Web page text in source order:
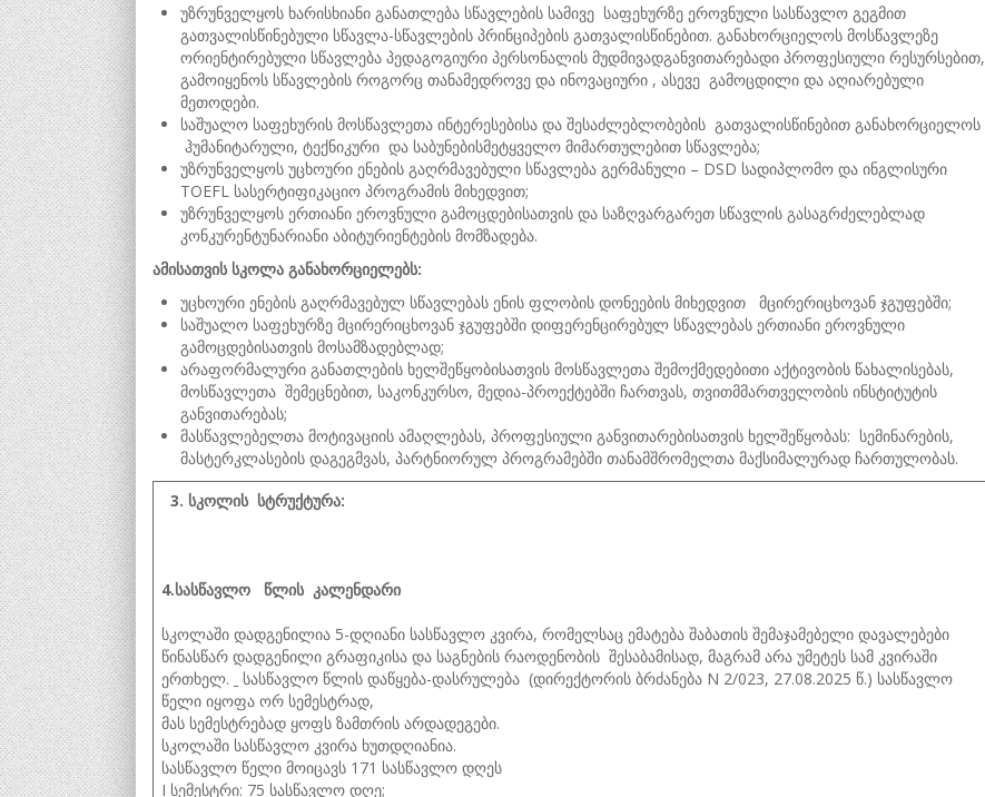
უზრუნველყოს ხარისხიანი განათლება სწავლების სამივე საფეხურზე ეროვნული სასწავლო გეგმით
გათვალისწინებული სწავლა-სწავლების პრინციპების გათვალისწინებით. განახორციელოს მოსწავლეზე
ორიენტირებული სწავლება პედაგოგიური პერსონალის მუდმივადგანვითარებადი პროფესიული რესურსებით,
გამოიყენოს სწავლების როგორც თანამედროვე და ინოვაციური , ასევე გამოცდილი და აღიარებული
მეთოდები.
საშუალო საფეხურის მოსწავლეთა ინტერესებისა და შესაძლებლობების გათვალისწინებით განახორციელოს
ჰუმანიტარული, ტექნიკური და საბუნებისმეტყველო მიმართულებით სწავლება;
უზრუნველყოს უცხოური ენების გაღრმავებული სწავლება გერმანული – DSD სადიპლომო და ინგლისური
TOEFL სასერტიფიკაციო პროგრამის მიხედვით;
უზრუნველყოს ერთიანი ეროვნული გამოცდებისათვის და საზღვარგარეთ სწავლის გასაგრძელებლად
კონკურენტუნარიანი აბიტურიენტების მომზადება.
ამისათვის სკოლა განახორციელებს:
უცხოური ენების გაღრმავებულ სწავლებას ენის ფლობის დონეების მიხედვით მცირერიცხოვან ჯგუფებში;
საშუალო საფეხურზე მცირერიცხოვან ჯგუფებში დიფერენცირებულ სწავლებას ერთიანი ეროვნული
გამოცდებისათვის მოსამზადებლად;
არაფორმალური განათლების ხელშეწყობისათვის მოსწავლეთა შემოქმედებითი აქტივობის წახალისებას,
მოსწავლეთა შემეცნებით, საკონკურსო, მედია-პროექტებში ჩართვას, თვითმმართველობის ინსტიტუტის
განვითარებას;
მასწავლებელთა მოტივაციის ამაღლებას, პროფესიული განვითარებისათვის ხელშეწყობას: სემინარების,
მასტერკლასების დაგეგმვას, პარტნიორულ პროგრამებში თანამშრომელთა მაქსიმალურად ჩართულობას.
3. სკოლის სტრუქტურა:
4.სასწავლო წლის კალენდარი
სკოლაში დადგენილია 5-დღიანი სასწავლო კვირა, რომელსაც ემატება შაბათის შემაჯამებელი დავალებები
წინასწარ დადგენილი გრაფიკისა და საგნების რაოდენობის შესაბამისად, მაგრამ არა უმეტეს სამ კვირაში
ერთხელ.
სასწავლო წლის დაწყება-დასრულება (დირექტორის ბრძანება N 2/023, 27.08.2025 წ.) სასწავლო
წელი იყოფა ორ სემესტრად,
მას სემესტრებად ყოფს ზამთრის არდადეგები.
სკოლაში სასწავლო კვირა ხუთდღიანია.
სასწავლო წელი მოიცავს 171 სასწავლო დღეს
I სემესტრი: 75 სასწავლო დღე;